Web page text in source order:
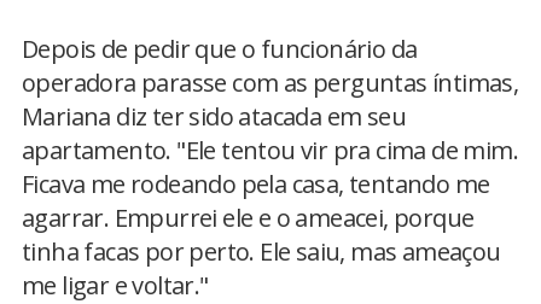
Depois de pedir que o funcionário da
operadora parasse com as perguntas íntimas,
Mariana diz ter sido atacada em seu
apartamento. "Ele tentou vir pra cima de mim.
Ficava me rodeando pela casa, tentando me
agarrar. Empurrei ele e o ameacei, porque
tinha facas por perto. Ele saiu, mas ameaçou
me ligar e voltar."